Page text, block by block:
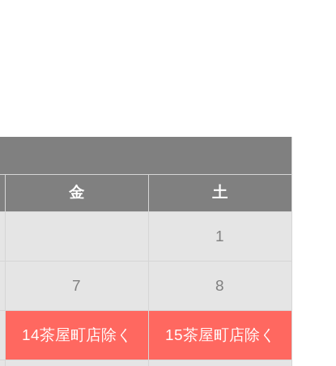
金 土
1
7 8
14茶屋町店除く 15茶屋町店除く